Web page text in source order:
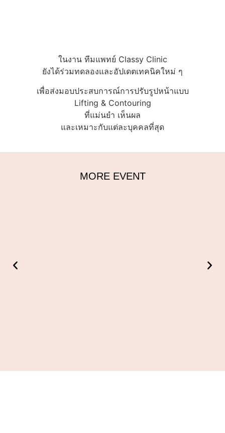
ในงาน ทีมแพทย์ Classy Clinic
ยังได้ร่วมทดลองและอัปเดตเทคนิคใหม่ ๆ
เพื่อส่งมอบประสบการณ์การปรับรูปหน้าแบบ
Lifting & Contouring
ที่แม่นยำ เห็นผล
และเหมาะกับแต่ละบุคคลที่สุด
MORE EVENT